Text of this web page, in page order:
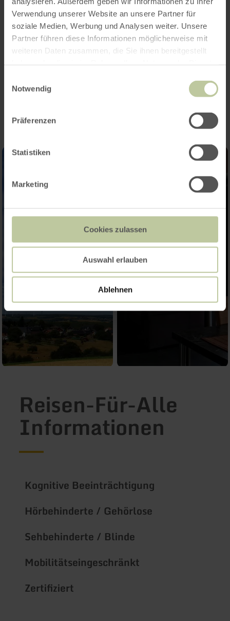
Verwendung unserer Website an unsere Partner für
soziale Medien, Werbung und Analysen weiter. Unsere
Partner führen diese Informationen möglicherweise mit
weiteren Daten zusammen, die Sie ihnen bereitgestellt
Notwendig
Präferenzen
Statistiken
Marketing
Cookies zulassen
Auswahl erlauben
Ablehnen
Ausstattungsmerkmale
Impressionen
Reisen-Für-Alle
Informationen
Kognitive Beeinträchtigung
Hörbehinderte / Gehörlose
Sehbehinderte / Blinde
Mobilitätseingeschränkt
Zertifiziert